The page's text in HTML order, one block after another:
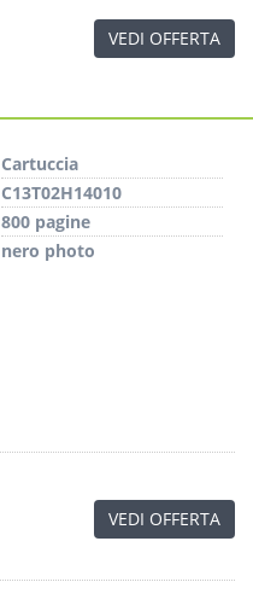
VEDI OFFERTA
Cartuccia
C13T02H14010
800 pagine
nero photo
VEDI OFFERTA